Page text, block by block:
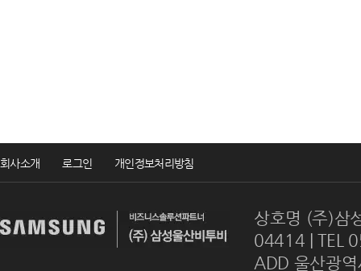
회사소개 로그인 개인정보처리방침
상호명 (주)삼
04414 | TEL
ADD 울산광